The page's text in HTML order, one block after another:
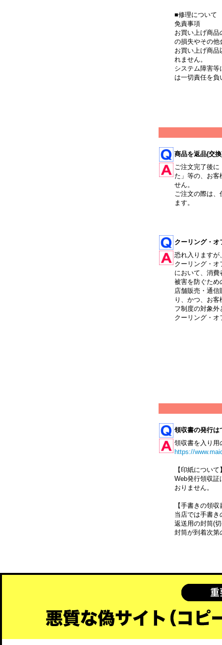
■修理について
免責事項
お買い上げ商
の損失やその他
お買い上げ商
れません。
システム障害
は一切責任を負
商品を返品(交
ご注文完了後
た」等の、お
せん。
ご注文の際は
ます。
クーリング・オ
恐れ入りますが
クーリング・
において、消
被害を防ぐため
店舗販売・通
り、かつ、お
フ制度の対象外
クーリング・
領収書の発行は
領収書を入り用
https://
【印紙について
Web発行領収証
おりません。
【手書きの領
当店では手書
返送用の封筒(
封筒が到着次第